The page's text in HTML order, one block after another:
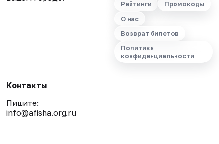
Рейтинги
Промокоды
О нас
Возврат билетов
Политика
конфиденциальности
Контакты
Пишите:
info@afisha.org.ru